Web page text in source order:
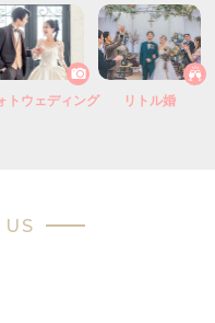
トウェディング リトル婚